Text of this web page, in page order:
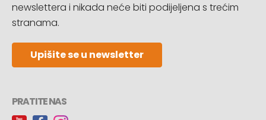
newslettera i nikada neće biti podijeljena s trećim
stranama.
Upišite se u newsletter
PRATITE NAS